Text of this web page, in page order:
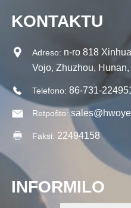
KONTAKTU
Adreso: n-ro 818
Vojo, Zhuzhou,
Telefono: 86-731-
Retpoŝto:
Faksi: 22494158
INFORMILO